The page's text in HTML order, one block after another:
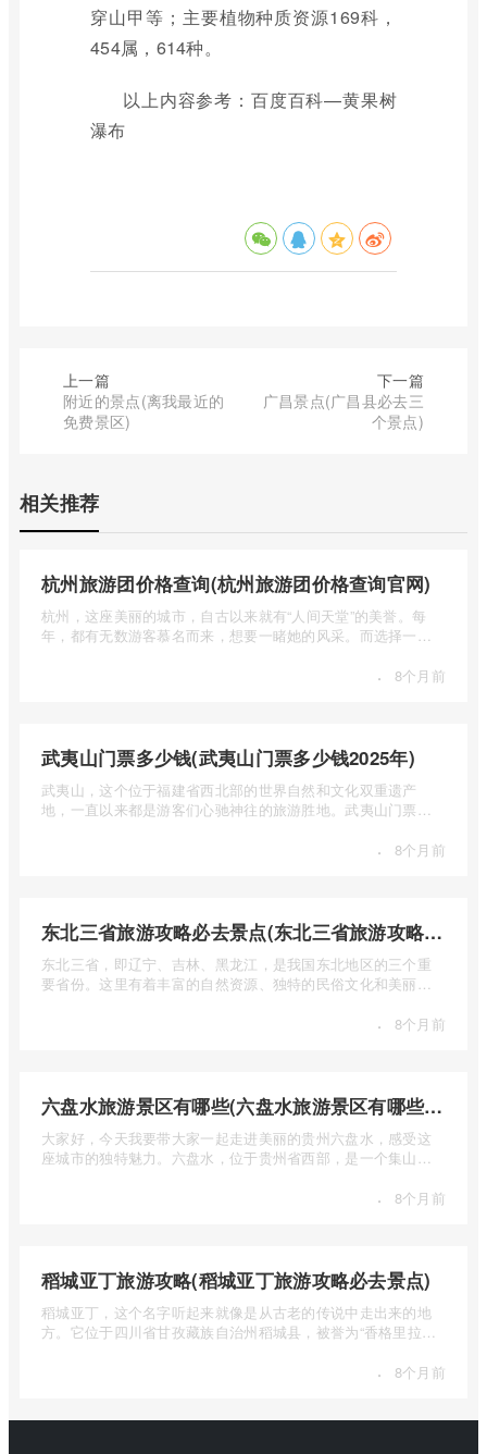
穿山甲等；主要植物种质资源169科，
454属，614种。
以上内容参考：百度百科—黄果树
瀑布
上一篇
附近的景点(离我最近的
免费景区)
下一篇
广昌景点(广昌县必去三
个景点)
相关推荐
杭州旅游团价格查询(杭州旅游团价格查询官网)
杭州，这座美丽的城市，自古以来就有“人间天堂”的美誉。每
年，都有无数游客慕名而来，想要一睹她的风采。而选择一个
· 8个月前
武夷山门票多少钱(武夷山门票多少钱2025年)
武夷山，这个位于福建省西北部的世界自然和文化双重遗产
地，一直以来都是游客们心驰神往的旅游胜地。武夷山门票多
· 8个月前
东北三省旅游攻略必去景点(东北三省旅游攻略必去景点视频介绍)
东北三省，即辽宁、吉林、黑龙江，是我国东北地区的三个重
要省份。这里有着丰富的自然资源、独特的民俗文化和美丽的
· 8个月前
六盘水旅游景区有哪些(六盘水旅游景区有哪些景点值得去)
大家好，今天我要带大家一起走进美丽的贵州六盘水，感受这
座城市的独特魅力。六盘水，位于贵州省西部，是一个集山水
· 8个月前
稻城亚丁旅游攻略(稻城亚丁旅游攻略必去景点)
稻城亚丁，这个名字听起来就像是从古老的传说中走出来的地
方。它位于四川省甘孜藏族自治州稻城县，被誉为“香格里拉的
· 8个月前